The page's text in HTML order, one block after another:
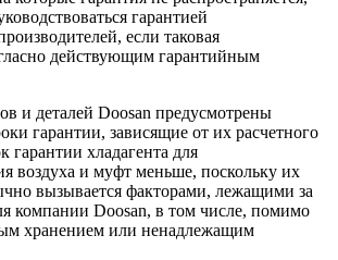
гарантией
если таковая
действующим гарантийным
и деталей Doosan предусмотрены
гарантии, зависящие от их расчетного
гарантии хладагента для
воздуха и муфт меньше, поскольку их
вызывается факторами, лежащими за
компании Doosan, в том числе, помимо
хранением или ненадлежащим